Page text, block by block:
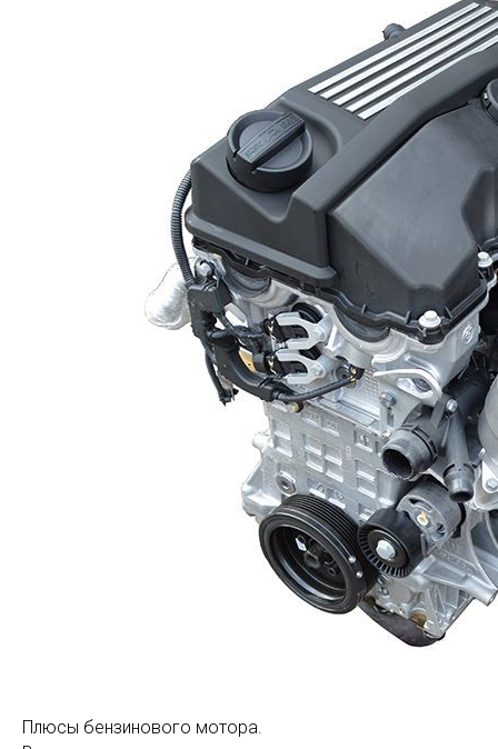
Плюсы бензинового мотора.